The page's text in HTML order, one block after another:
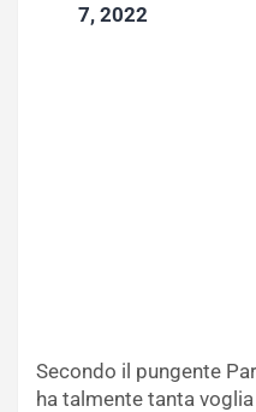
7, 2022
Secondo il pungente
ha talmente tanta